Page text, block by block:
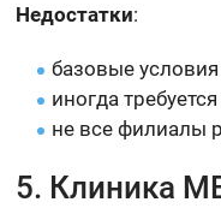
Недостатки:
базовые
иногда
не все филиалы
5. Клиника